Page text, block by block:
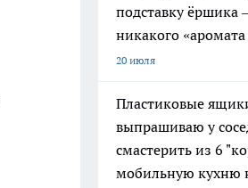
подставку ёршика
никакого
20 июля
Пластиковые
выпрашиваю у
смастерить из 6
мобильную кухню